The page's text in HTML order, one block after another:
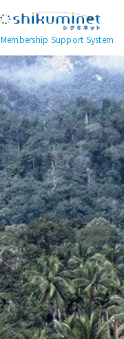
Membership Support System